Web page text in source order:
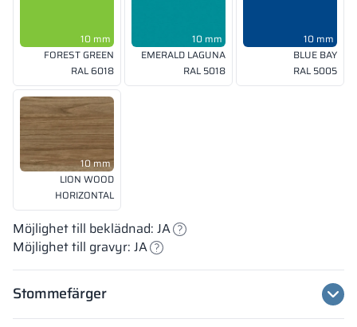
10 mm
FOREST GREEN
RAL 6018
10 mm
EMERALD LAGUNA
RAL 5018
10 mm
BLUE BAY
RAL 5005
10 mm
LION WOOD
HORIZONTAL
Möjlighet till beklädnad: JA
Möjlighet till gravyr: JA
Stommefärger